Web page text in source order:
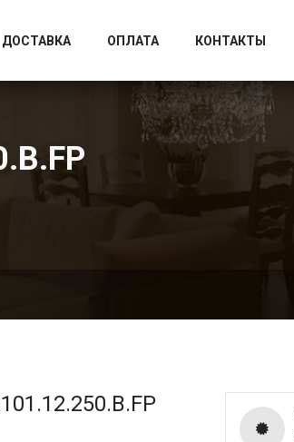
ДОСТАВКА ОПЛАТА КОНТАКТЫ